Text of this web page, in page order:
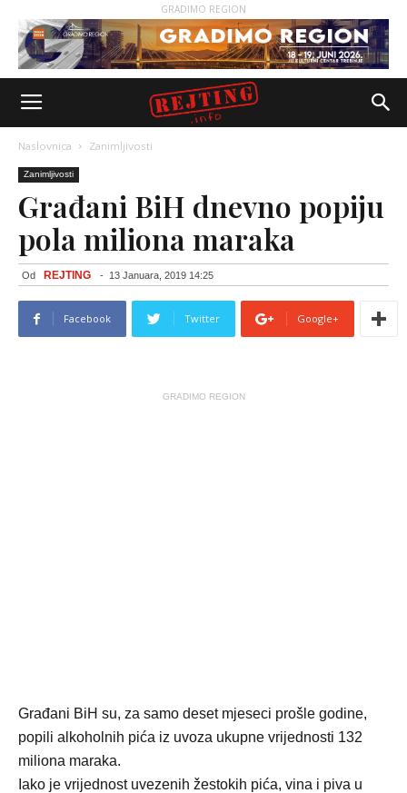
GRADIMO REGION
Naslovnica Zanimljivosti
Zanimljivosti
Građani BiH dnevno popiju
pola miliona maraka
Od REJTING - 13 Januara, 2019 14:25
Facebook Twitter Google+
GRADIMO REGION
Građani BiH su, za samo deset mjeseci prošle godine,
popili alkoholnih pića iz uvoza ukupne vrijednosti 132
miliona maraka.
Iako je vrijednost uvezenih žestokih pića, vina i piva u